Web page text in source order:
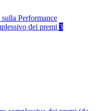
Performance
dei premi 3